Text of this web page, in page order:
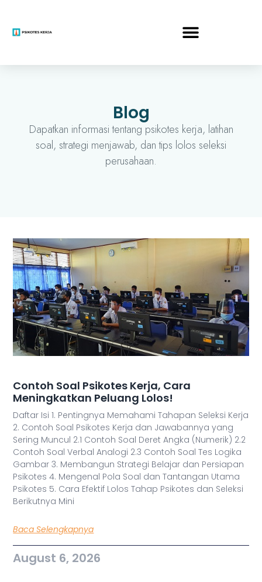
Blog
Dapatkan informasi tentang psikotes kerja, latihan
soal, strategi menjawab, dan tips lolos seleksi
perusahaan.
Contoh Soal Psikotes Kerja, Cara
Meningkatkan Peluang Lolos!
Daftar Isi 1. Pentingnya Memahami Tahapan Seleksi Kerja
2. Contoh Soal Psikotes Kerja dan Jawabannya yang
Sering Muncul 2.1 Contoh Soal Deret Angka (Numerik) 2.2
Contoh Soal Verbal Analogi 2.3 Contoh Soal Tes Logika
Gambar 3. Membangun Strategi Belajar dan Persiapan
Psikotes 4. Mengenal Pola Soal dan Tantangan Utama
Psikotes 5. Cara Efektif Lolos Tahap Psikotes dan Seleksi
Berikutnya Mini
Baca Selengkapnya
August 6, 2026